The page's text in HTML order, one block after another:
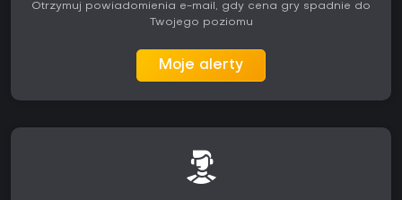
Otrzymuj powiadomienia e-mail, gdy cena gry spadnie do
Twojego poziomu
Moje alerty